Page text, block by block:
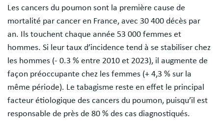
Les cancers du poumon sont la première cause de
mortalité par cancer en France, avec 30 400 décès par
an. Ils touchent chaque année 53 000 femmes et
hommes. Si leur taux d’incidence tend à se stabiliser chez
les hommes (- 0.3 % entre 2010 et 2023), il augmente de
façon préoccupante chez les femmes (+ 4,3 % sur la
même période). Le tabagisme reste en effet le principal
facteur étiologique des cancers du poumon, puisqu’il est
responsable de près de 80 % des cas diagnostiqués.